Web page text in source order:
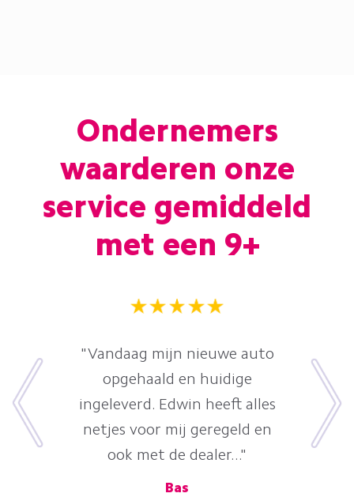
Ondernemers
waarderen onze
service gemiddeld
met een 9+
"Vandaag mijn nieuwe auto
opgehaald en huidige
ingeleverd. Edwin heeft alles
netjes voor mij geregeld en
ook met de dealer..."
Bas